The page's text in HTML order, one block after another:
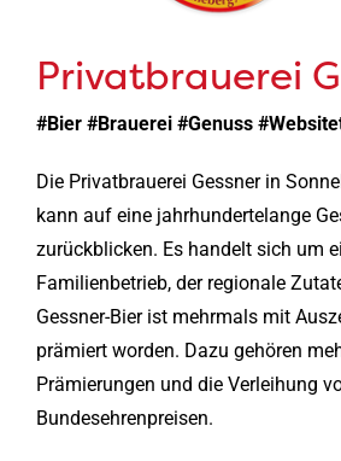
Privatbrauerei
#Bier #Brauerei #Genuss
Die Privatbrauerei Gessner in
kann auf eine jahrhundertelange
zurückblicken. Es handelt sich um
Familienbetrieb, der regionale
Gessner-Bier ist mehrmals mit
prämiert worden. Dazu gehören
Prämierungen und die Verleihung
Bundesehrenpreisen.